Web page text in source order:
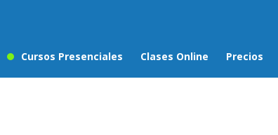
Cursos Presenciales Clases Online Precios